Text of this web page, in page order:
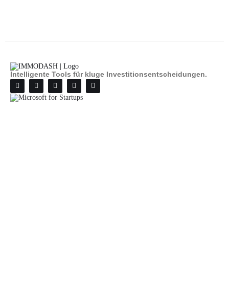
Intelligente Tools für kluge Investitionsentscheidungen.